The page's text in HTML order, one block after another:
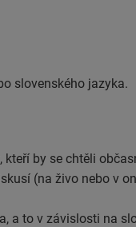
slovenského jazyka.
by se chtěli
(na živo nebo v
a to v závislosti na